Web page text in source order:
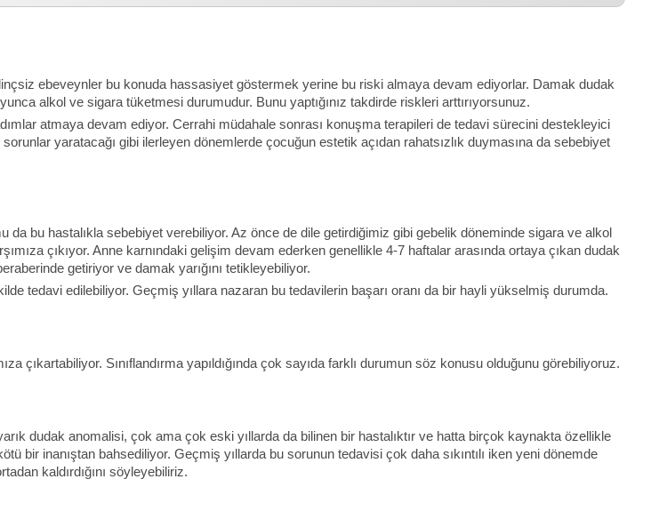
ebeveynler bu konuda hassasiyet göstermek yerine bu riski almaya devam ediyorlar. Damak dudak
alkol ve sigara tüketmesi durumudur. Bunu yaptığınız takdirde riskleri arttırıyorsunuz.
atmaya devam ediyor. Cerrahi müdahale sonrası konuşma terapileri de tedavi sürecini destekleyici
yaratacağı gibi ilerleyen dönemlerde çocuğun estetik açıdan rahatsızlık duymasına da sebebiyet
da bu hastalıkla sebebiyet verebiliyor. Az önce de dile getirdiğimiz gibi gebelik döneminde sigara ve alkol
çıkıyor. Anne karnındaki gelişim devam ederken genellikle 4-7 haftalar arasında ortaya çıkan dudak
getiriyor ve damak yarığını tetikleyebiliyor.
tedavi edilebiliyor. Geçmiş yıllara nazaran bu tedavilerin başarı oranı da bir hayli yükselmiş durumda.
çıkartabiliyor. Sınıflandırma yapıldığında çok sayıda farklı durumun söz konusu olduğunu görebiliyoruz.
dudak anomalisi, çok ama çok eski yıllarda da bilinen bir hastalıktır ve hatta birçok kaynakta özellikle
bir inanıştan bahsediliyor. Geçmiş yıllarda bu sorunun tedavisi çok daha sıkıntılı iken yeni dönemde
kaldırdığını söyleyebiliriz.